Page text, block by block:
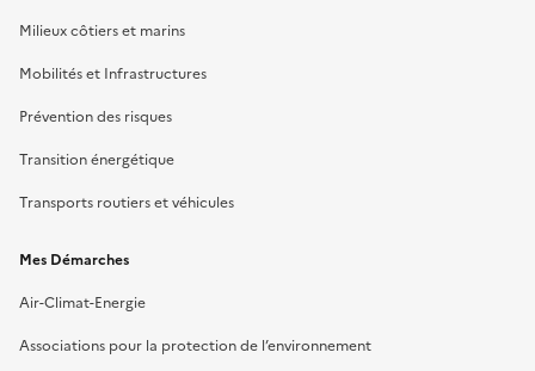
Milieux côtiers et marins
Mobilités et Infrastructures
Prévention des risques
Transition énergétique
Transports routiers et véhicules
Mes Démarches
Air-Climat-Energie
Associations pour la protection de l’environnement